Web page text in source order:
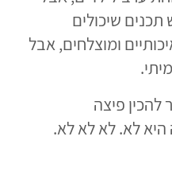
שיכולים
ומוצלחים, אבל
פיצה
לא. לא לא לא.